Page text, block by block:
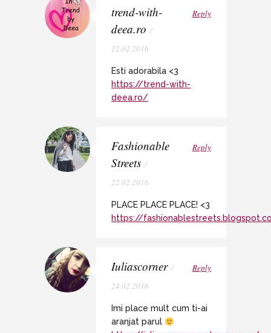
trend-with-
deea.ro /
22.02.2016
Reply
Esti adorabila <3
https://trend-with-
deea.ro/
Fashionable
Streets /
22.02.2016
Reply
PLACE PLACE PLACE! <3
https://
Iuliascorner /
24.02.2016
Reply
Imi place mult cum ti-ai
aranjat parul